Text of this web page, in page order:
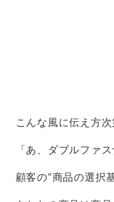
こんな風に伝え方次
「あ、ダブルファ
顧客の”商品の選択